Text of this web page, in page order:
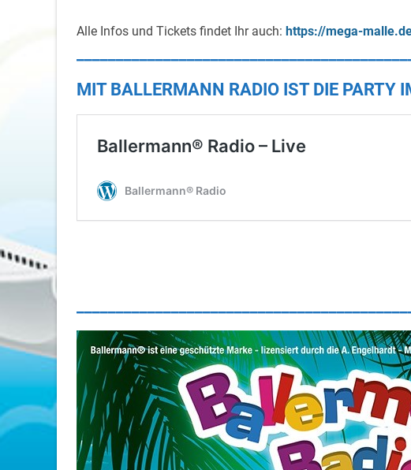
Alle Infos und Tickets findet Ihr auch: https://mega-
MIT BALLERMANN RADIO IST DIE PARTY